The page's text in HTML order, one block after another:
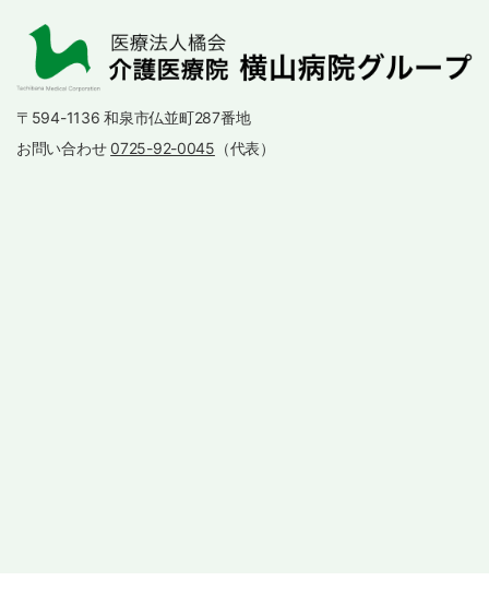
〒594-1136 和泉市仏並町287番地
お問い合わせ0725-92-0045 （代表）